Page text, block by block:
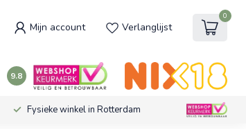
Mijn account Verlanglijst
0
9.8
Fysieke winkel in Rotterdam